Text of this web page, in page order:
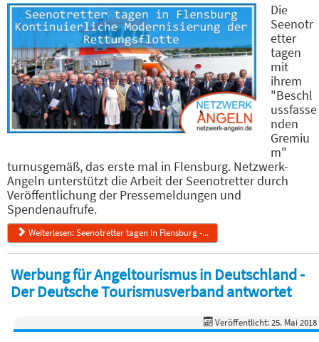
Die
Seenotr
etter
tagen
mit
ihrem
"Beschl
ussfasse
nden
Gremiu
m"
turnusgemäß, das erste mal in Flensburg. Netzwerk-
Angeln unterstützt die Arbeit der Seenotretter durch
Veröffentlichung der Pressemeldungen und
Spendenaufrufe.
Weiterlesen: Seenotretter tagen in Flensburg -...
Werbung für Angeltourismus in Deutschland -
Der Deutsche Tourismusverband antwortet
Veröffentlicht: 25. Mai 2018